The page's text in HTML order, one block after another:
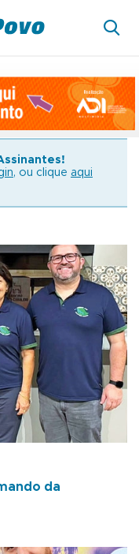
, ou clique aqui
da